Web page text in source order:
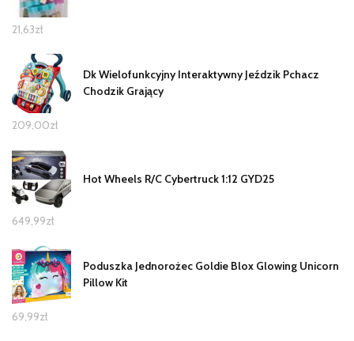
21,63zł
Dk Wielofunkcyjny Interaktywny Jeździk Pchacz
Chodzik Grający
209,00zł
Hot Wheels R/C Cybertruck 1:12 GYD25
649,99zł
Poduszka Jednorożec Goldie Blox Glowing Unicorn
Pillow Kit
69,99zł